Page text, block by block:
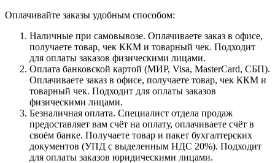
Оплачивайте заказы удобным способом:
Наличные при самовывозе. Оплачиваете заказ в офисе,
получаете товар, чек ККМ и товарный чек. Подходит
для оплаты заказов физическими лицами.
Оплата банковской картой (МИР, Visa, MasterCard, СБП).
Оплачиваете заказ в офисе, получаете товар, чек ККМ и
товарный чек. Подходит для оплаты заказов
физическими лицами.
Безналичная оплата. Специалист отдела продаж
предоставляет вам счёт на оплату, оплачиваете счёт в
своём банке. Получаете товар и пакет бухгалтерских
документов (УПД с выделенным НДС 20%). Подходит
для оплаты заказов юридическими лицами.